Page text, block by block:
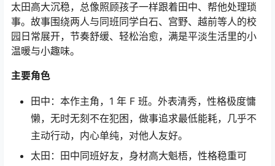
太田高大沉稳，总像照顾孩子一样跟着田中、帮他处理琐
事。故事围绕两人与同班同学白石、宫野、越前等人的校
园日常展开，节奏舒缓、轻松治愈，满是平淡生活里的小
温暖与小趣味。
主要角色
田中：本作主角，1 年 F 班。外表清秀，性格极度慵
懒，无时无刻不在犯困，做事追求最低能耗，几乎不
主动行动，内心单纯，对他人友好。
太田：田中同班好友，身材高大魁梧，性格稳重可